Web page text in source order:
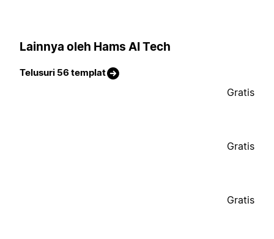
Lainnya oleh Hams AI Tech
Telusuri 56 templat
Gratis
Gratis
Gratis